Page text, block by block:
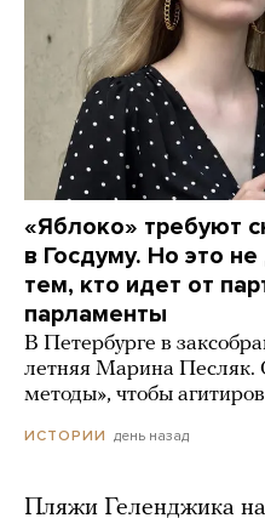
«Яблоко» требуют
в Госдуму. Но это
тем, кто идет от
парламенты
В Петербурге в
летняя Марина Песляк.
методы», чтобы
ИСТОРИИ день назад
Пляжи Геленджика